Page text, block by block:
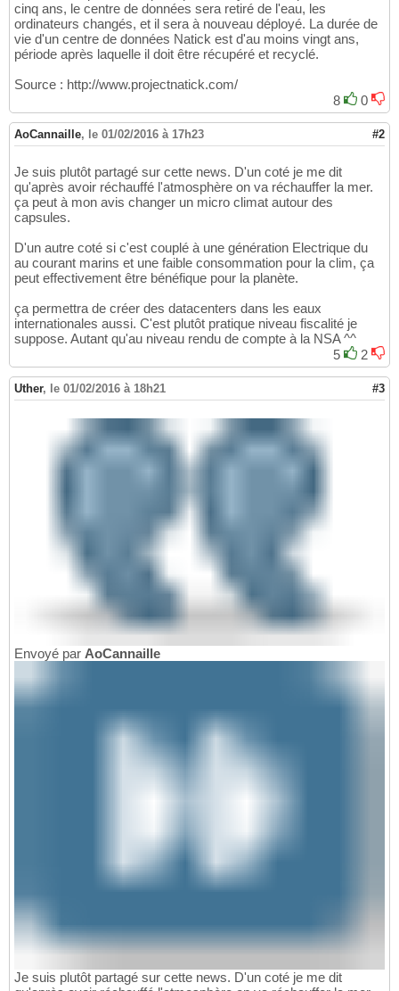
cinq ans, le centre de données sera retiré de l'eau, les
ordinateurs changés, et il sera à nouveau déployé. La durée de
vie d'un centre de données Natick est d'au moins vingt ans,
période après laquelle il doit être récupéré et recyclé.
Source : http://www.projectnatick.com/
8
0
AoCannaille, le 01/02/2016 à 17h23 #2
Je suis plutôt partagé sur cette news. D'un coté je me dit
qu'après avoir réchauffé l'atmosphère on va réchauffer la mer.
ça peut à mon avis changer un micro climat autour des
capsules.
D'un autre coté si c'est couplé à une génération Electrique du
au courant marins et une faible consommation pour la clim, ça
peut effectivement être bénéfique pour la planète.
ça permettra de créer des datacenters dans les eaux
internationales aussi. C'est plutôt pratique niveau fiscalité je
suppose. Autant qu'au niveau rendu de compte à la NSA ^^
5
2
Uther, le 01/02/2016 à 18h21 #3
Envoyé par AoCannaille
Je suis plutôt partagé sur cette news. D'un coté je me dit